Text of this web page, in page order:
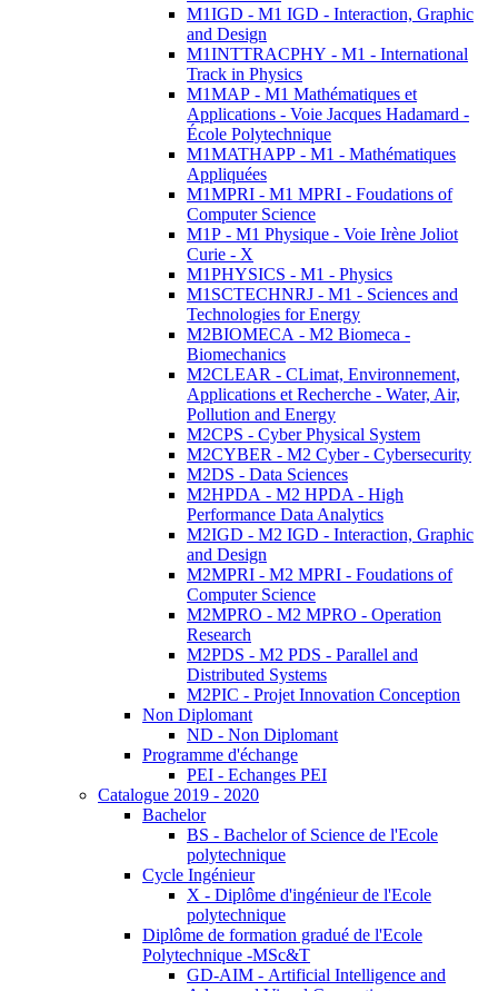
M1IGD - M1 IGD - Interaction, Graphic
and Design
M1INTTRACPHY - M1 - International
Track in Physics
M1MAP - M1 Mathématiques et
Applications - Voie Jacques Hadamard -
École Polytechnique
M1MATHAPP - M1 - Mathématiques
Appliquées
M1MPRI - M1 MPRI - Foudations of
Computer Science
M1P - M1 Physique - Voie Irène Joliot
Curie - X
M1PHYSICS - M1 - Physics
M1SCTECHNRJ - M1 - Sciences and
Technologies for Energy
M2BIOMECA - M2 Biomeca -
Biomechanics
M2CLEAR - CLimat, Environnement,
Applications et Recherche - Water, Air,
Pollution and Energy
M2CPS - Cyber Physical System
M2CYBER - M2 Cyber - Cybersecurity
M2DS - Data Sciences
M2HPDA - M2 HPDA - High
Performance Data Analytics
M2IGD - M2 IGD - Interaction, Graphic
and Design
M2MPRI - M2 MPRI - Foudations of
Computer Science
M2MPRO - M2 MPRO - Operation
Research
M2PDS - M2 PDS - Parallel and
Distributed Systems
M2PIC - Projet Innovation Conception
Non Diplomant
ND - Non Diplomant
Programme d'échange
PEI - Echanges PEI
Catalogue 2019 - 2020
Bachelor
BS - Bachelor of Science de l'Ecole
polytechnique
Cycle Ingénieur
X - Diplôme d'ingénieur de l'Ecole
polytechnique
Diplôme de formation gradué de l'Ecole
Polytechnique -MSc&T
GD-AIM - Artificial Intelligence and